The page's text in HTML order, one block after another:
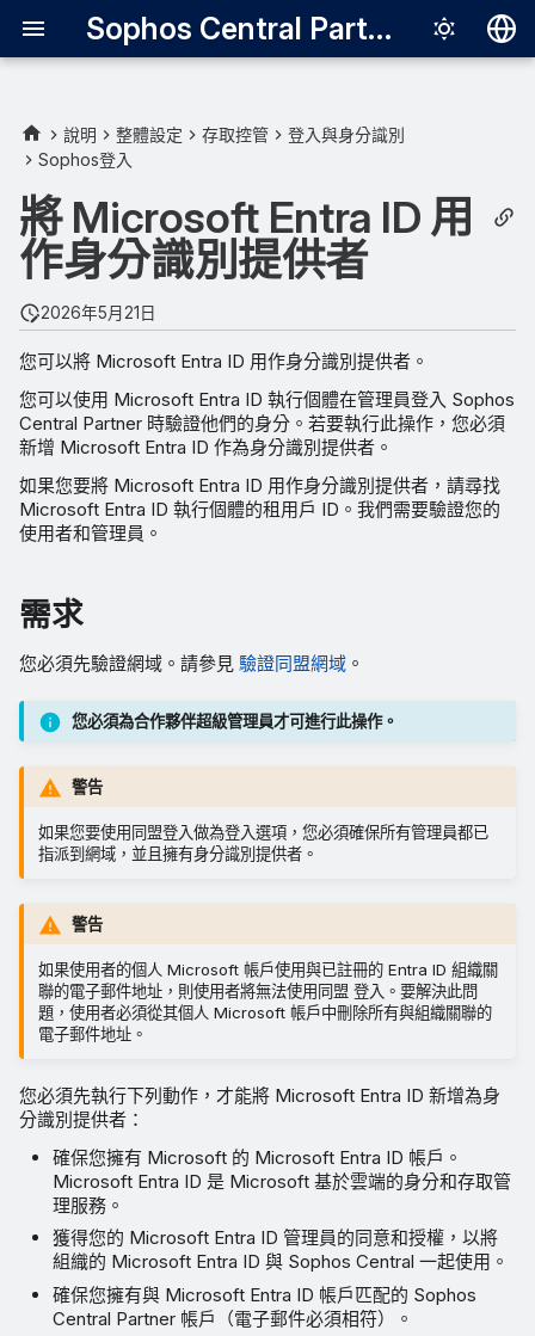
Sophos Central Partner
Français
Português
中文（繁體）
需求
Microsoft Entra ID 同意
尋找您的租用戶識別碼
說明 整體設定 存取控管
登入與身分識別
Sophos登入
將 Microsoft Entra ID 用
作身分識別提供者
2026年5月21日
您可以將 Microsoft Entra ID 用作身分識別提供者。
您可以使用 Microsoft Entra ID 執行個體在管理員登入 Sophos
Central Partner 時驗證他們的身分。若要執行此操作，您必須
新增 Microsoft Entra ID 作為身分識別提供者。
如果您要將 Microsoft Entra ID 用作身分識別提供者，請尋找
Microsoft Entra ID 執行個體的租用戶 ID。我們需要驗證您的
使用者和管理員。
需求
您必須先驗證網域。請參見 驗證同盟網域 。
您必須為合作夥伴超級管理員才可進行此操作。
警告
如果您要使用同盟登入做為登入選項，您必須確保所有管理員都已
指派到網域，並且擁有身分識別提供者。
警告
如果使用者的個人 Microsoft 帳戶使用與已註冊的 Entra ID 組織關
聯的電子郵件地址，則使用者將無法使用同盟 登入。要解決此問
題，使用者必須從其個人 Microsoft 帳戶中刪除所有與組織關聯的
電子郵件地址。
您必須先執行下列動作，才能將 Microsoft Entra ID 新增為身
分識別提供者：
確保您擁有 Microsoft 的 Microsoft Entra ID 帳戶。
Microsoft Entra ID 是 Microsoft 基於雲端的身分和存取管
理服務。
獲得您的 Microsoft Entra ID 管理員的同意和授權，以將
組織的 Microsoft Entra ID 與 Sophos Central 一起使用。
確保您擁有與 Microsoft Entra ID 帳戶匹配的 Sophos
Central Partner 帳戶（電子郵件必須相符）。